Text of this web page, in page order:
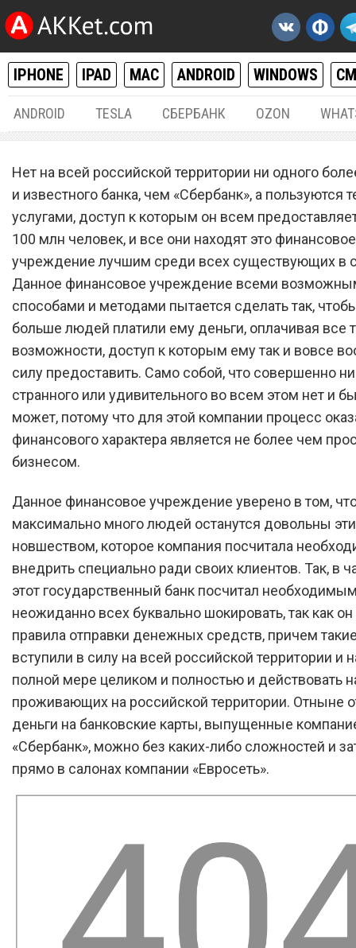
IPHONE IPAD MAC ANDROID WINDOWS
ANDROID TESLA СБЕРБАНК OZON
«Сбербанк» резко
всех владельцев
карт
Нет на всей российской территории ни одного
и известного банка, чем «Сбербанк», а пользуются
услугами, доступ к которым он всем
100 млн человек, и все они находят это финансовое
учреждение лучшим среди всех существующих в
Данное финансовое учреждение всеми
способами и методами пытается сделать так,
больше людей платили ему деньги, оплачивая все
возможности, доступ к которым ему так и вовсе
силу предоставить. Само собой, что совершенно
странного или удивительного во всем этом нет и
может, потому что для этой компании процесс
финансового характера является не более чем
бизнесом.
Данное финансовое учреждение уверено в том,
максимально много людей останутся довольны
новшеством, которое компания посчитала
внедрить специально ради своих клиентов. Так, в
этот государственный банк посчитал
неожиданно всех буквально шокировать, так как
правила отправки денежных средств, причем
вступили в силу на всей российской территории и
полной мере целиком и полностью и действовать
проживающих на российской территории. Отныне
деньги на банковские карты, выпущенные
«Сбербанк», можно без каких-либо сложностей и
прямо в салонах компании «Евросеть».